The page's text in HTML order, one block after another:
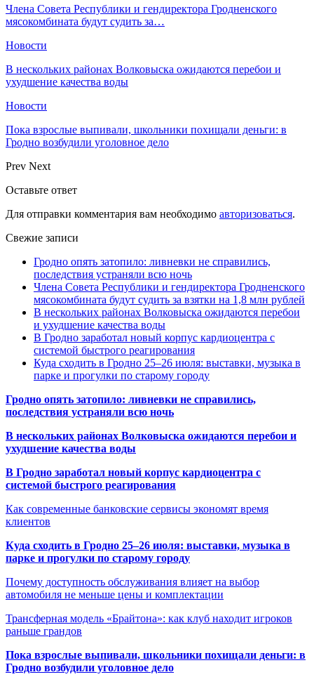
Члена Совета Республики и гендиректора Гродненского
мясокомбината будут судить за…
Новости
В нескольких районах Волковыска ожидаются перебои и
ухудшение качества воды
Новости
Пока взрослые выпивали, школьники похищали деньги: в
Гродно возбудили уголовное дело
Prev Next
Оставьте ответ
Для отправки комментария вам необходимо авторизоваться.
Свежие записи
Гродно опять затопило: ливневки не справились,
последствия устраняли всю ночь
Члена Совета Республики и гендиректора Гродненского
мясокомбината будут судить за взятки на 1,8 млн рублей
В нескольких районах Волковыска ожидаются перебои
и ухудшение качества воды
В Гродно заработал новый корпус кардиоцентра с
системой быстрого реагирования
Куда сходить в Гродно 25–26 июля: выставки, музыка в
парке и прогулки по старому городу
Гродно опять затопило: ливневки не справились,
последствия устраняли всю ночь
В нескольких районах Волковыска ожидаются перебои и
ухудшение качества воды
В Гродно заработал новый корпус кардиоцентра с
системой быстрого реагирования
Как современные банковские сервисы экономят время
клиентов
Куда сходить в Гродно 25–26 июля: выставки, музыка в
парке и прогулки по старому городу
Почему доступность обслуживания влияет на выбор
автомобиля не меньше цены и комплектации
Трансферная модель «Брайтона»: как клуб находит игроков
раньше грандов
Пока взрослые выпивали, школьники похищали деньги: в
Гродно возбудили уголовное дело